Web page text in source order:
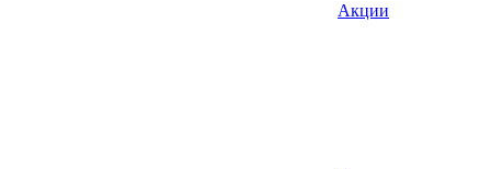
Акции